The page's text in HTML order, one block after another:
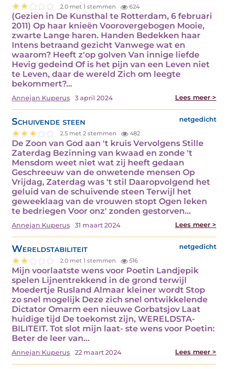
2.0 met 1 stemmen 624
(Gezien in De Kunsthal te Rotterdam, 6 februari
2011) Op haar knieën Voorovergebogen Mooie,
zwarte Lange haren. Handen Bedekken haar
Intens betraand gezicht Vanwege wat en
waarom? Heeft z'op golven Van innige liefde
Hevig gedeind Of is het pijn van een Leven niet
te Leven, daar de wereld Zich om leegte
bekommert?…
Annejan Kuperus 3 april 2024 Lees meer >
Schuivende steen netgedicht
2.5 met 2 stemmen 482
De Zoon van God aan 't kruis Vervolgens Stille
Zaterdag Bezinning van kwaad en zonde 't
Mensdom weet niet wat zij heeft gedaan
Geschreeuw van de onwetende mensen Op
Vrijdag, Zaterdag was 't stil Daaropvolgend het
geluid van de schuivende steen Terwijl het
geweeklaag van de vrouwen stopt Ogen leken
te bedriegen Voor onz' zonden gestorven…
Annejan Kuperus 31 maart 2024 Lees meer >
Wereldstabiliteit netgedicht
2.0 met 1 stemmen 516
Mijn voorlaatste wens voor Poetin Landjepik
spelen Lijnentrekkend in de grond terwijl
Moedertje Rusland Almaar kleiner wordt Stop
zo snel mogelijk Deze zich snel ontwikkelende
Dictator Omarm een nieuwe Gorbatsjov Laat
huidige tijd De toekomst zijn, WERELDSTA-
BILITEIT. Tot slot mijn laat- ste wens voor Poetin:
Beter de leer van…
Annejan Kuperus 22 maart 2024 Lees meer >